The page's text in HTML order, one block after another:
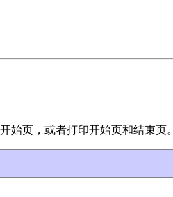
始页，或者打印开始页和结束页。